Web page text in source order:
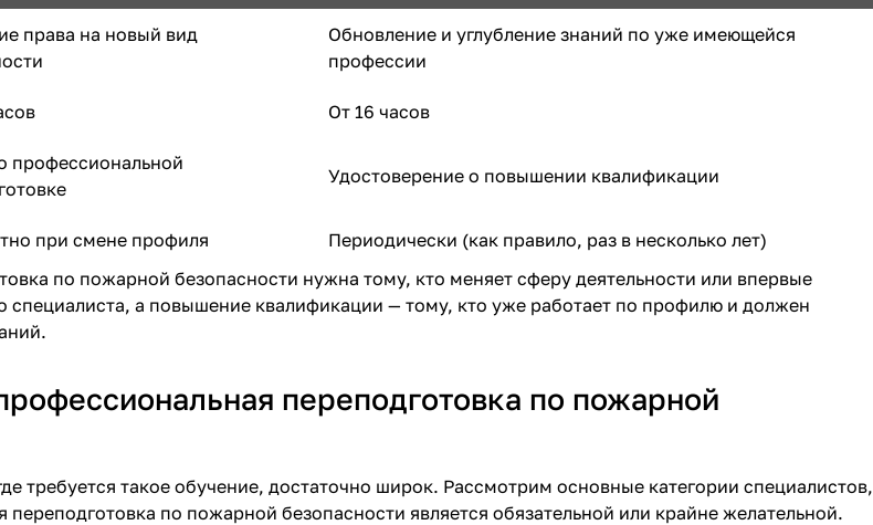
права на новый вид
Обновление и углубление знаний по уже имеющейся
профессии
От 16 часов
профессиональной
Удостоверение о повышении квалификации
при смене профиля
Периодически (как правило, раз в несколько лет)
по пожарной безопасности нужна тому, кто меняет сферу деятельности или впервые
специалиста, а повышение квалификации — тому, кто уже работает по профилю и должен
переподготовка по пожарной
требуется такое обучение, достаточно широк. Рассмотрим основные категории специалистов,
по пожарной безопасности является обязательной или крайне желательной.